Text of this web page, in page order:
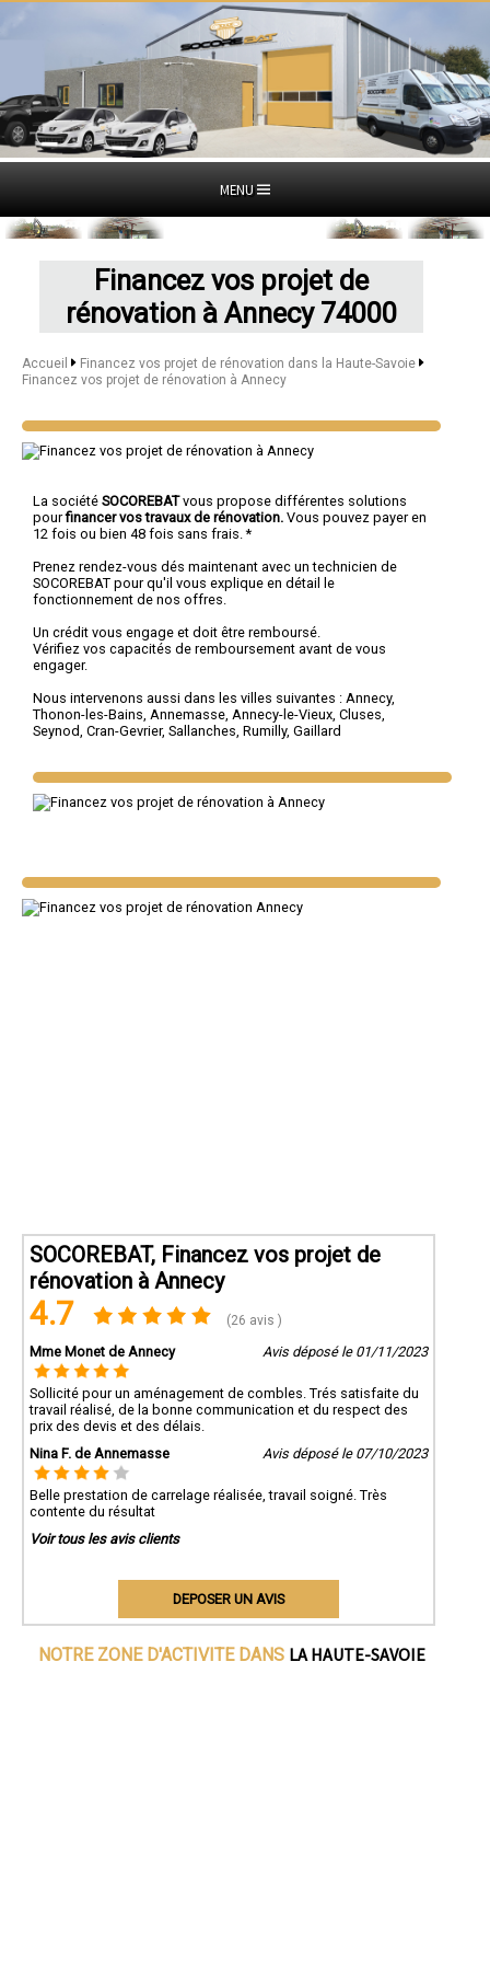
MENU
Financez vos projet de
rénovation à Annecy 74000
Accueil
Financez vos projet de rénovation dans la Haute-Savoie
Financez vos projet de rénovation à Annecy
La société SOCOREBATvous propose différentes solutions
pourfinancer vos travaux de rénovation. Vous pouvez payer en
12 fois ou bien 48 fois sans frais. *
Prenez rendez-vous dés maintenant avec un technicien de
SOCOREBAT pour qu'il vous explique en détail le
fonctionnement de nos offres.
Un crédit vous engage et doit être remboursé.
Vérifiez vos capacités de remboursement avant de vous
engager.
Nous intervenons aussi dans les villes suivantes : Annecy,
Thonon-les-Bains Annemasse Annecy-le-Vieux Cluses
Seynod Cran-Gevrier, Sallanches Rumilly, Gaillard
SOCOREBAT, Financez vos projet de
rénovation à Annecy
4.7 (26 avis )
Mme Monet de Annecy Avis déposé le 01/11/2023
Sollicité pour un aménagement de combles. Trés satisfaite du
travail réalisé, de la bonne communication et du respect des
prix des devis et des délais.
Nina F. de Annemasse
Avis déposé le 07/10/2023
Belle prestation de carrelage réalisée, travail soigné. Très
contente du résultat
Voir tous les avis clients
DEPOSER UN AVIS
NOTRE ZONE D'ACTIVITE DANS LA HAUTE-SAVOIE